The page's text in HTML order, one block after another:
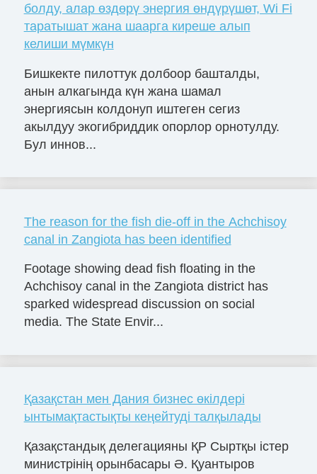
болду, алар өздөрү энергия өндүрүшөт, Wi Fi
таратышат жана шаарга киреше алып
келиши мүмкүн
Бишкекте пилоттук долбоор башталды,
анын алкагында күн жана шамал
энергиясын колдонуп иштеген сегиз
акылдуу экогибриддик опорлор орнотулду.
Бул иннов...
The reason for the fish die-off in the Achchisoy
canal in Zangiota has been identified
Footage showing dead fish floating in the
Achchisoy canal in the Zangiota district has
sparked widespread discussion on social
media. The State Envir...
Қазақстан мен Дания бизнес өкілдері
ынтымақтастықты кеңейтуді талқылады
Қазақстандық делегацияны ҚР Сыртқы істер
министрінің орынбасары Ә. Қуантыров